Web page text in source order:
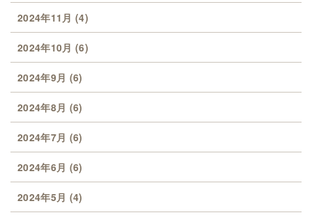
2024年11月 (4)
2024年10月 (6)
2024年9月 (6)
2024年8月 (6)
2024年7月 (6)
2024年6月 (6)
2024年5月 (4)